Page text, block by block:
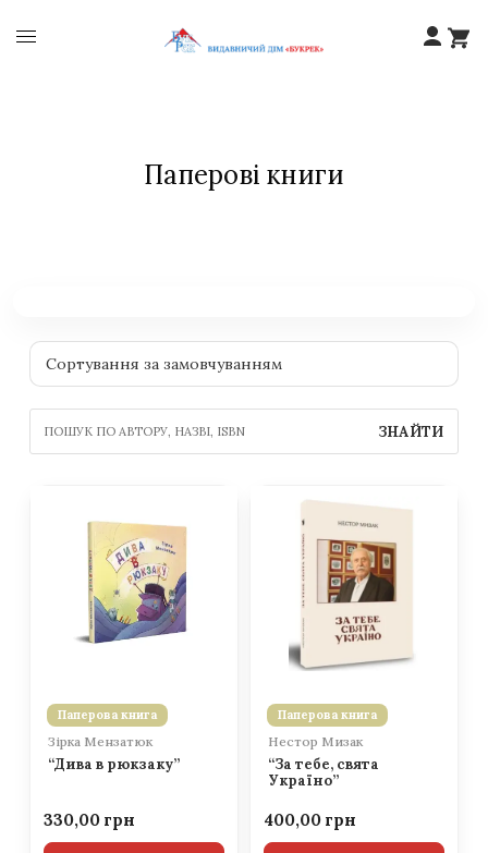
Паперові книги
ЗНАЙТИ
Паперова книга
Зірка Мензатюк
“Дива в рюкзаку”
330,00
Паперова книга
Нестор Мизак
“За тебе, свята
Україно”
400,00